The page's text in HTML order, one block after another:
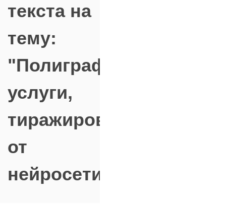
текста на
тему:
"Полиграфические
услуги,
тиражирование"
от
нейросети